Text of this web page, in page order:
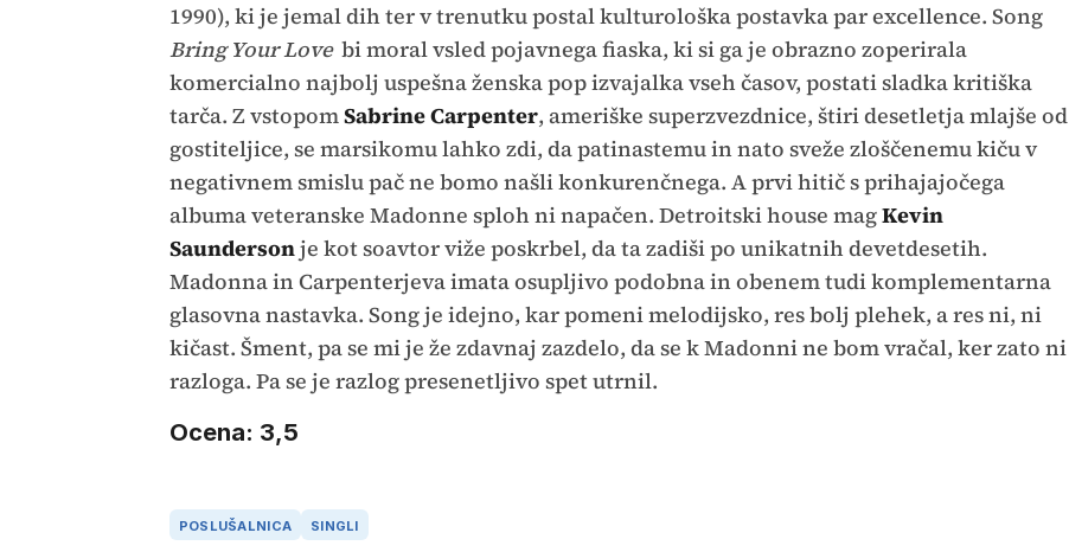
1990), ki je jemal dih ter v trenutku postal kulturološka postavka par excellence. Song
Bring Your Love bi moral vsled pojavnega fiaska, ki si ga je obrazno zoperirala
komercialno najbolj uspešna ženska pop izvajalka vseh časov, postati sladka kritiška
tarča. Z vstopomSabrine Carpenter, ameriške superzvezdnice, štiri desetletja mlajše od
gostiteljice, se marsikomu lahko zdi, da patinastemu in nato sveže zloščenemu kiču v
negativnem smislu pač ne bomo našli konkurenčnega. A prvi hitič s prihajajočega
albuma veteranske Madonne sploh ni napačen. Detroitski house magKevin
Saundersonje kot soavtor viže poskrbel, da ta zadiši po unikatnih devetdesetih.
Madonna in Carpenterjeva imata osupljivo podobna in obenem tudi komplementarna
glasovna nastavka. Song je idejno, kar pomeni melodijsko, res bolj plehek, a res ni, ni
kičast. Šment, pa se mi je že zdavnaj zazdelo, da se k Madonni ne bom vračal, ker zato ni
razloga. Pa se je razlog presenetljivo spet utrnil.
Ocena: 3,5
POSLUŠALNICA SINGLI